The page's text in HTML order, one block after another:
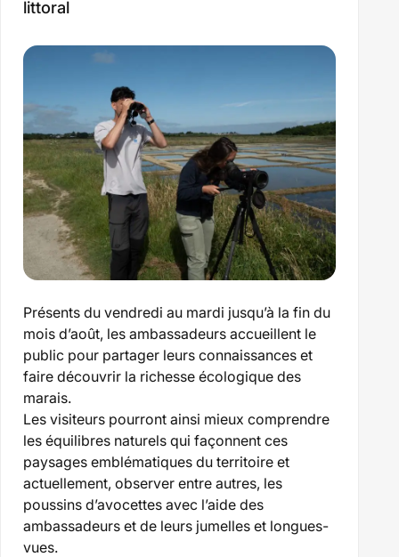
littoral
Présents du vendredi au mardi jusqu’à la fin du
mois d’août, les ambassadeurs accueillent le
public pour partager leurs connaissances et
faire découvrir la richesse écologique des
marais.
Les visiteurs pourront ainsi mieux comprendre
les équilibres naturels qui façonnent ces
paysages emblématiques du territoire et
actuellement, observer entre autres, les
poussins d’avocettes avec l’aide des
ambassadeurs et de leurs jumelles et longues-
vues.